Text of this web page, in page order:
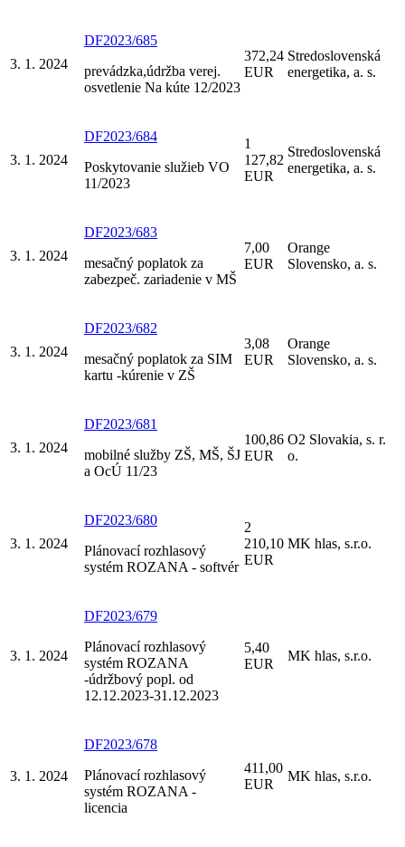
3. 1. 2024
DF2023/685
prevádzka,údržba verej.
osvetlenie Na kúte 12/2023
372,24
EUR
Stredoslovenská
energetika, a. s.
3. 1. 2024
DF2023/684
Poskytovanie služieb VO
11/2023
1
127,82
EUR
Stredoslovenská
energetika, a. s.
3. 1. 2024
DF2023/683
mesačný poplatok za
zabezpeč. zariadenie v MŠ
7,00
EUR
Orange
Slovensko, a. s.
3. 1. 2024
DF2023/682
mesačný poplatok za SIM
kartu -kúrenie v ZŠ
3,08
EUR
Orange
Slovensko, a. s.
3. 1. 2024
DF2023/681
mobilné služby ZŠ, MŠ, ŠJ
a OcÚ 11/23
100,86
EUR
O2 Slovakia, s. r.
o.
3. 1. 2024
DF2023/680
Plánovací rozhlasový
systém ROZANA - softvér
2
210,10
EUR
MK hlas, s.r.o.
3. 1. 2024
DF2023/679
Plánovací rozhlasový
systém ROZANA
-údržbový popl. od
12.12.2023-31.12.2023
5,40
EUR
MK hlas, s.r.o.
3. 1. 2024
DF2023/678
Plánovací rozhlasový
systém ROZANA -
licencia
411,00
EUR
MK hlas, s.r.o.